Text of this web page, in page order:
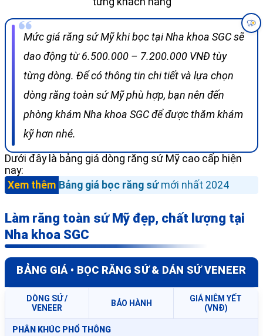
Mức giá răng sứ Mỹ khi bọc tại Nha khoa SGC sẽ
dao động từ 6.500.000 – 7.200.000 VNĐ tùy
từng dòng. Để có thông tin chi tiết và lựa chọn
dòng răng toàn sứ Mỹ phù hợp, bạn nên đến
phòng khám Nha khoa SGC để được thăm khám
kỹ hơn nhé.
Dưới đây là bảng giá dòng răng sứ Mỹ cao cấp hiện
nay:
Xem thêm Bảng giá bọc răng sứ mới nhất 2024
Làm răng toàn sứ Mỹ đẹp, chất lượng tại
Nha khoa SGC
BẢNG GIÁ • BỌC RĂNG SỨ & DÁN SỨ VENEER
DÒNG SỨ /
VENEER
BẢO HÀNH
GIÁ NIÊM YẾT
(VNĐ)
PHÂN KHÚC PHỔ THÔNG